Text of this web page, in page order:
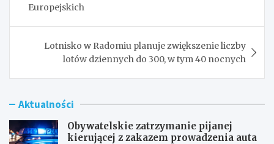
Europejskich
Lotnisko w Radomiu planuje zwiększenie liczby
lotów dziennych do 300, w tym 40 nocnych
Aktualności
Obywatelskie zatrzymanie pijanej
kierującej z zakazem prowadzenia auta